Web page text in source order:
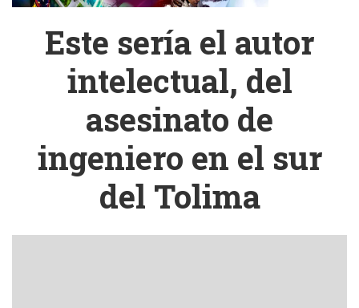
Este sería el autor
intelectual, del
asesinato de
ingeniero en el sur
del Tolima